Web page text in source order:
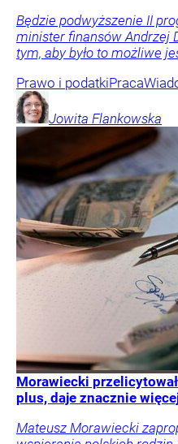
Będzie podwyższenie II
minister finansów Andrzej
tym, aby było to możliwe
Prawo i podatkiPraca
Jowita Flankowska
Morawiecki
plus, daje znacznie
Mateusz Morawiecki